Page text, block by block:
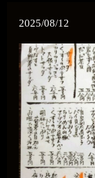
2025/08/12